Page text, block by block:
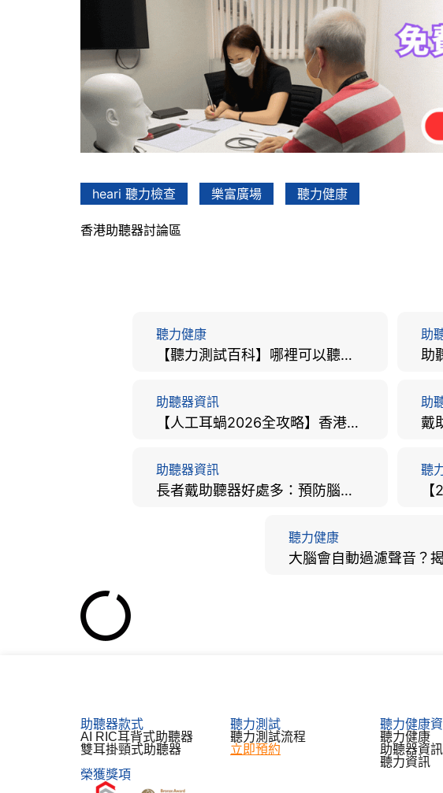
heari 聽力檢查 樂富廣場 聽力健康
香港助聽器討論區
聽力健康
【聽力測試百科】哪裡可以聽力檢查？費用、標準、流程、在家聽力檢測與iPhone測試全攻略
助
助聽器資訊
【人工耳蝸2026全攻略】香港手術費用、原理與副作用評估！
助
助聽器資訊
長者戴助聽器好處多：預防腦退化、9大誤區破解及家屬陪伴全手冊
聽
聽力健康
【活動花絮】興田村道真
2021-02-05